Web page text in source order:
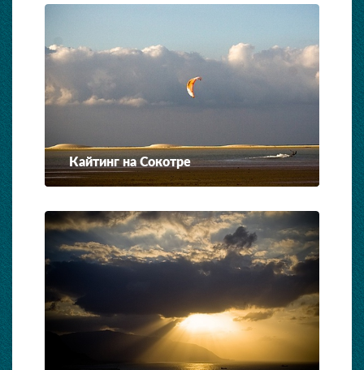
Кайтинг на Сокотре